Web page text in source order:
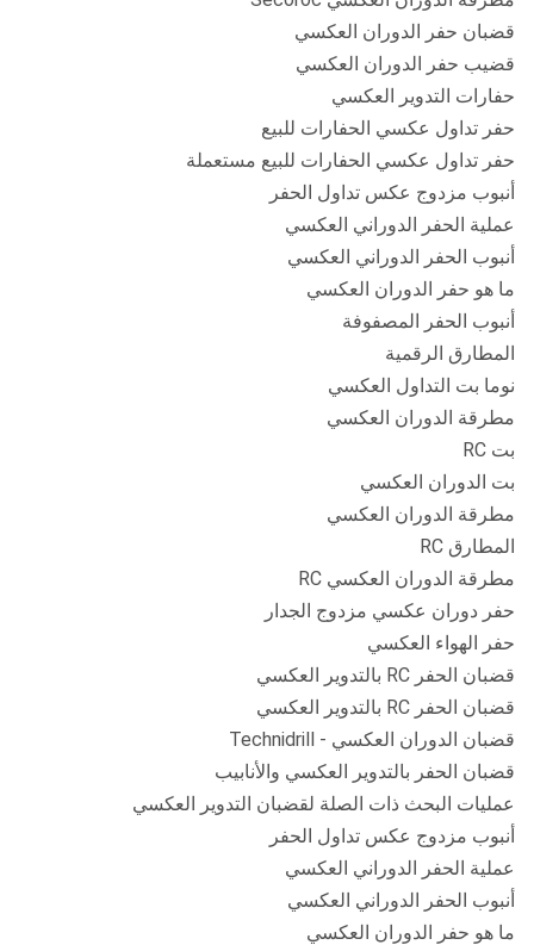
قضبان حفر الدوران العكسي
قضيب حفر الدوران العكسي
حفارات التدوير العكسي
حفر تداول عكسي الحفارات للبيع
حفر تداول عكسي الحفارات للبيع مستعملة
أنبوب مزدوج عكس تداول الحفر
عملية الحفر الدوراني العكسي
أنبوب الحفر الدوراني العكسي
ما هو حفر الدوران العكسي
أنبوب الحفر المصفوفة
المطارق الرقمية
نوما بت التداول العكسي
مطرقة الدوران العكسي
بت RC
بت الدوران العكسي
مطرقة الدوران العكسي
المطارق RC
مطرقة الدوران العكسي RC
حفر دوران عكسي مزدوج الجدار
حفر الهواء العكسي
قضبان الحفر RC بالتدوير العكسي
قضبان الحفر RC بالتدوير العكسي
قضبان الدوران العكسي - Technidrill
قضبان الحفر بالتدوير العكسي والأنابيب
عمليات البحث ذات الصلة لقضبان التدوير العكسي
أنبوب مزدوج عكس تداول الحفر
عملية الحفر الدوراني العكسي
أنبوب الحفر الدوراني العكسي
ما هو حفر الدوران العكسي